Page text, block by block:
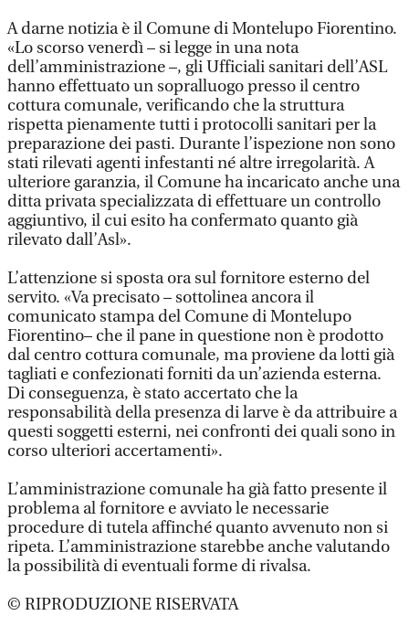
A darne notizia è il Comune di Montelupo Fiorentino.
«Lo scorso venerdì – si legge in una nota
dell’amministrazione –, gli Ufficiali sanitari dell’ASL
hanno effettuato un sopralluogo presso il centro
cottura comunale, verificando che la struttura
rispetta pienamente tutti i protocolli sanitari per la
preparazione dei pasti. Durante l’ispezione non sono
stati rilevati agenti infestanti né altre irregolarità. A
ulteriore garanzia, il Comune ha incaricato anche una
ditta privata specializzata di effettuare un controllo
aggiuntivo, il cui esito ha confermato quanto già
rilevato dall’Asl».
L’attenzione si sposta ora sul fornitore esterno del
servito. «Va precisato – sottolinea ancora il
comunicato stampa del Comune di Montelupo
Fiorentino– che il pane in questione non è prodotto
dal centro cottura comunale, ma proviene da lotti già
tagliati e confezionati forniti da un’azienda esterna.
Di conseguenza, è stato accertato che la
responsabilità della presenza di larve è da attribuire a
questi soggetti esterni, nei confronti dei quali sono in
corso ulteriori accertamenti».
L’amministrazione comunale ha già fatto presente il
problema al fornitore e avviato le necessarie
procedure di tutela affinché quanto avvenuto non si
ripeta. L’amministrazione starebbe anche valutando
la possibilità di eventuali forme di rivalsa.
© RIPRODUZIONE RISERVATA